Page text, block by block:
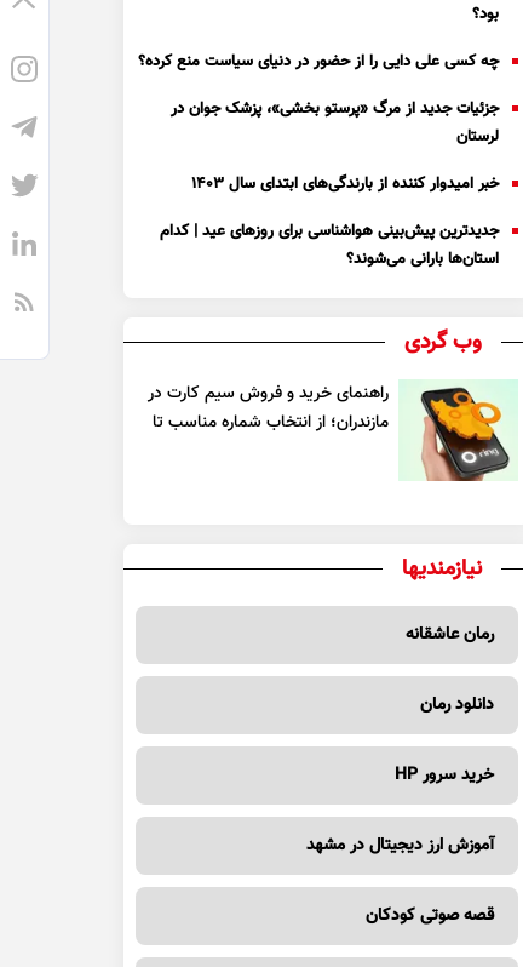
بود؟
چه کسی علی دایی را از حضور در دنیای سیاست منع کرده؟
جزئیات جدید از مرگ «پرستو بخشی»، پزشک جوان در
لرستان
خبر امیدوار کننده از بارندگی‌های ابتدای سال ۱۴۰۳
جدیدترین پیش‌بینی هواشناسی برای روزهای عید | کدام
استان‌ها بارانی می‌شوند؟
وب گردی
راهنمای خرید و فروش سیم کارت در
مازندران؛ از انتخاب شماره مناسب تا
نیازمندیها
رمان عاشقانه
دانلود رمان
خرید سرور HP
آموزش ارز دیجیتال در مشهد
قصه صوتی کودکان